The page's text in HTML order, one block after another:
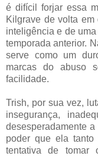
é difícil forjar essa
Kilgrave de volta em
inteligência e de
temporada anterior.
serve como um
marcas do abuso
facilidade.
Trish, por sua vez,
insegurança,
desesperadamente
poder que ela
tentativa de